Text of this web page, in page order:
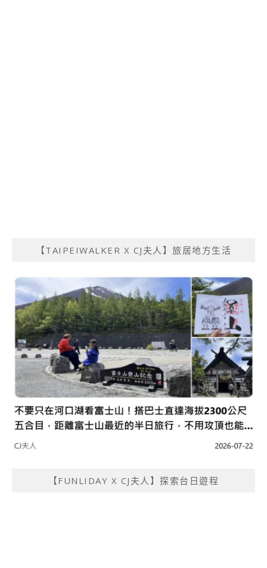
【TAIPEIWALKER X CJ夫人】旅居地方生活
【FUNLIDAY X CJ夫人】探索台日遊程